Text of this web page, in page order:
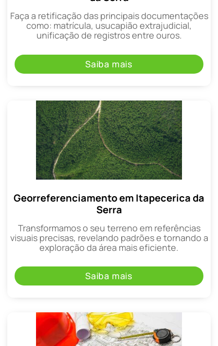
Faça a retificação das principais documentações
como: matrícula, usucapião extrajudicial,
unificação de registros entre ouros.
Saiba mais
Georreferenciamento em Itapecerica da
Serra
Transformamos o seu terreno em referências
visuais precisas, revelando padrões e tornando a
exploração da área mais eficiente.
Saiba mais